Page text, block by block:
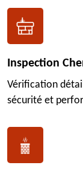
Inspection
Vérification
sécurité et